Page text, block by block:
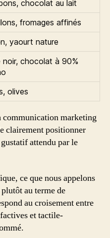
chocolat au lait
fromages affinés
yaourt nature
noir, chocolat à 90%
olives
marketing
clairement positionner
attendu par le
ce que nous appelons
au terme de
au croisement entre
et tactile-